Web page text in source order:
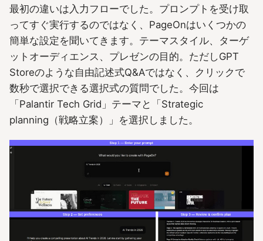
最初の違いは入力フローでした。プロンプトを受け取
ってすぐ実行するのではなく、PageOnはいくつかの
簡単な設定を聞いてきます。テーマスタイル、ターゲ
ットオーディエンス、プレゼンの目的。ただしGPT
Storeのような自由記述式Q&Aではなく、クリックで
数秒で選択できる選択式の質問でした。今回は
「Palantir Tech Grid」テーマと「Strategic
planning（戦略立案）」を選択しました。